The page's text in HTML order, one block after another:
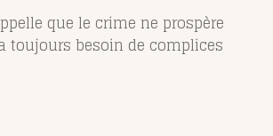
que le crime ne prospère
toujours besoin de complices